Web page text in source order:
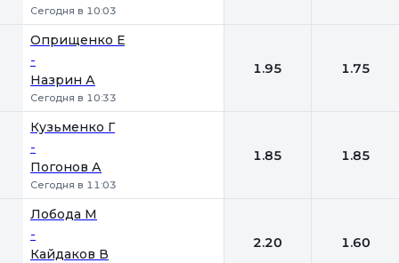
Сегодня в 10:03
Оприщенко Е
-
Назрин А
Сегодня в 10:33
1.95 1.75
Кузьменко Г
-
Погонов А
Сегодня в 11:03
1.85 1.85
Лобода М
-
Кайдаков В
2.20 1.60